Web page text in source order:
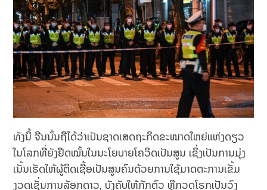
ທັງນິ້ ຈີນນັ້ນຖືໄດ້ວ່າເປັນຊາດເສດຖະກິດຂະໜາດໃຫຍ່ແຫ່ງດຽວ
ໃນໂລກທີ່ຍັງຢຶດໝັ້ນໃນນະໂຍບາຍໂຄວິດເປັນສູນ ເຊິ່ງເປັນການມຸ່ງ
ເນັ້ນເຮັດໃຫ້ຜູ້ຕິດເຊື້ອເປັນສູນຄົນດ້ວຍການໃຊ້ມາດຕະການເຂັ້ມ
ງວດເຊັ່ນການລັອກດາວ, ບັງຄັບໃຫ້ກັກຕົວ ຫຼືກວດໂຣກເປັນວົງ